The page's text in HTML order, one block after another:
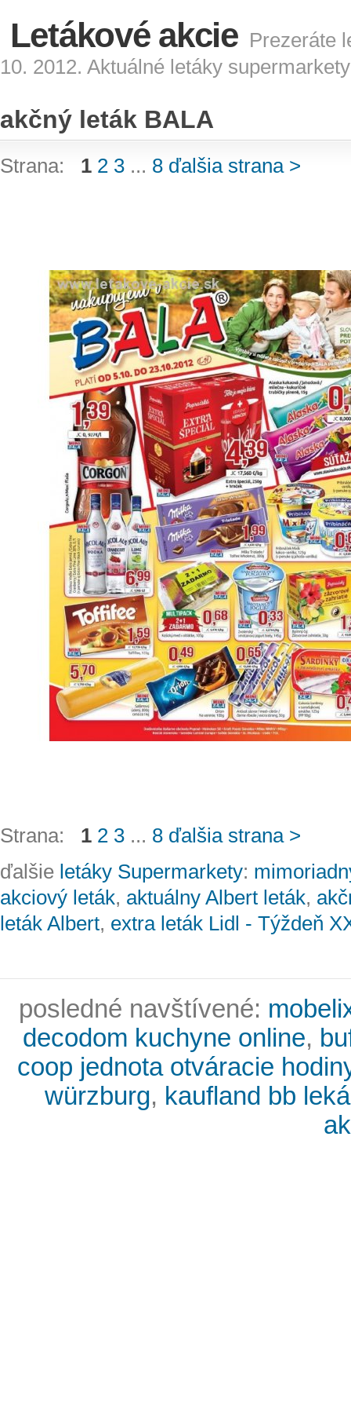
Letákové akcie Prezeráte
10. 2012. Aktuálné letáky
akčný leták BALA
Strana: 1 2 3 ... 8 ďalšia strana >
Strana: 1 2 3 ... 8 ďalšia strana >
ďalšie letáky Supermarkety:
akciový leták, aktuálny Albert leták,
leták Albert, extra leták Lidl - Týždeň
posledné navštívené:
decodom kuchyne online,
coop jednota otváracie
würzburg, kaufland bb